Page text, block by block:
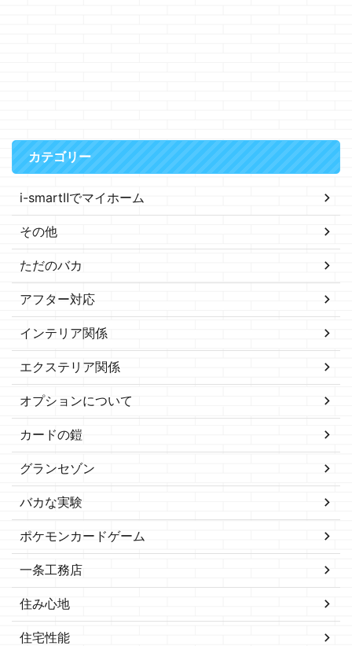
カテゴリー
i-smartⅡでマイホーム
その他
ただのバカ
アフター対応
インテリア関係
エクステリア関係
オプションについて
カードの鎧
グランセゾン
バカな実験
ポケモンカードゲーム
一条工務店
住み心地
住宅性能